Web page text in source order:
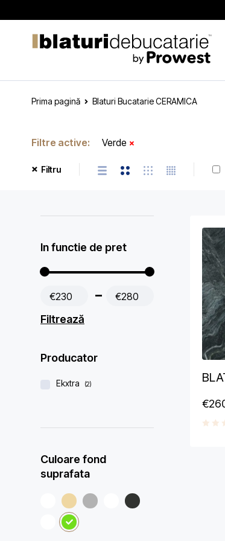
Prima pagină Blaturi Bucatarie CERAMICA
Filtre active: Verde
Filtru
In functie de pret
Filtrează
€230 €280
Producator
Ekxtra (2)
Culoare fond
suprafata
€